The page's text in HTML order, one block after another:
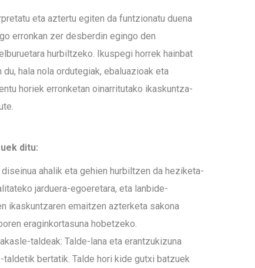
eta aztertu egiten da funtzionatu duena
erronkan zer desberdin egingo den
hurbiltzeko. Ikuspegi horrek hainbat
hala nola ordutegiak, ebaluazioak eta
horiek erronketan oinarritutako ikaskuntza-
ditu:
ahalik eta gehien hurbiltzen da heziketa-
jarduera-egoeretara, eta lanbide-
ikaskuntzaren emaitzen azterketa sakona
eraginkortasuna hobetzeko.
taldeak: Talde-lana eta erantzukizuna
taldetik bertatik. Talde hori kide gutxi batzuek